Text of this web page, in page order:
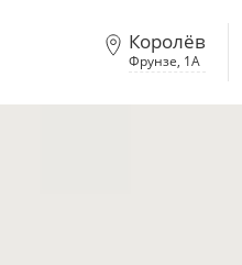
Королёв
Фрунзе, 1А